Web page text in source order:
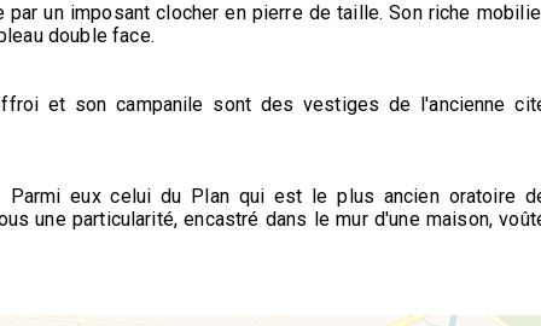
un imposant clocher en pierre de taille. Son riche
double face.
et son campanile sont des vestiges de l'ancienne
eux celui du Plan qui est le plus ancien oratoire
une particularité, encastré dans le mur d'une maison,